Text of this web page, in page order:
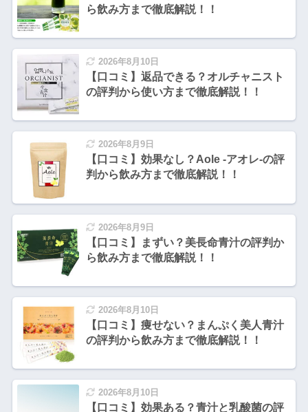
ら飲み方まで徹底解説！！
2026年8月10日
【口コミ】返品できる？オルチャニスト
の評判から使い方まで徹底解説！！
2026年8月9日
【口コミ】効果なし？Aole -アオレ-の評
判から飲み方まで徹底解説！！
2026年8月9日
【口コミ】まずい？美長命青汁の評判か
ら飲み方まで徹底解説！！
2026年8月10日
【口コミ】痩せない？まんぷく美人青汁
の評判から飲み方まで徹底解説！！
2026年8月10日
【口コミ】効果ある？青汁と乳酸菌の評